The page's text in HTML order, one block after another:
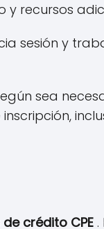
y recursos
sesión y
sea
crédito CPE .